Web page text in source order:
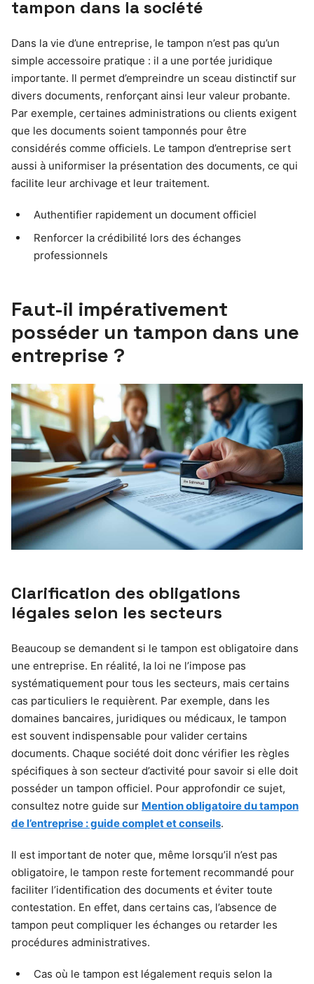
tampon dans la société
Dans la vie d’une entreprise, le tampon n’est pas qu’un
simple accessoire pratique : il a une portée juridique
importante. Il permet d’empreindre un sceau distinctif sur
divers documents, renforçant ainsi leur valeur probante.
Par exemple, certaines administrations ou clients exigent
que les documents soient tamponnés pour être
considérés comme officiels. Le tampon d’entreprise sert
aussi à uniformiser la présentation des documents, ce qui
facilite leur archivage et leur traitement.
Authentifier rapidement un document officiel
Renforcer la crédibilité lors des échanges
professionnels
Faut-il impérativement
posséder un tampon dans une
entreprise ?
Clarification des obligations
légales selon les secteurs
Beaucoup se demandent si le tampon est obligatoire dans
une entreprise. En réalité, la loi ne l’impose pas
systématiquement pour tous les secteurs, mais certains
cas particuliers le requièrent. Par exemple, dans les
domaines bancaires, juridiques ou médicaux, le tampon
est souvent indispensable pour valider certains
documents. Chaque société doit donc vérifier les règles
spécifiques à son secteur d’activité pour savoir si elle doit
posséder un tampon officiel. Pour approfondir ce sujet,
consultez notre guide sur Mention obligatoire du tampon
de l’entreprise : guide complet et conseils.
Il est important de noter que, même lorsqu’il n’est pas
obligatoire, le tampon reste fortement recommandé pour
faciliter l’identification des documents et éviter toute
contestation. En effet, dans certains cas, l’absence de
tampon peut compliquer les échanges ou retarder les
procédures administratives.
Cas où le tampon est légalement requis selon la